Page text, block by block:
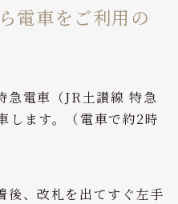
電車をご利用の
急電車（JR土讃線 特急
します。（電車で約2時
後、改札を出てすぐ左手